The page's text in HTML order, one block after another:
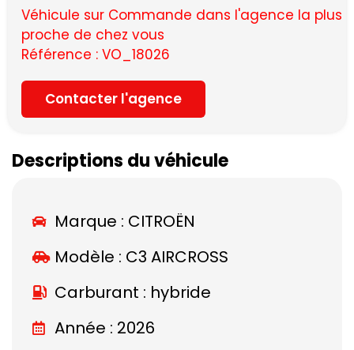
Véhicule sur Commande dans l'agence la plus
proche de chez vous
Référence : VO_18026
Contacter l'agence
Descriptions du véhicule
Marque : CITROËN
Modèle : C3 AIRCROSS
Carburant : hybride
Année : 2026